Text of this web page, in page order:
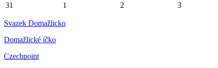
31
1 2 3
Svazek Domažlicko
Domažlické íčko
Czechpoint